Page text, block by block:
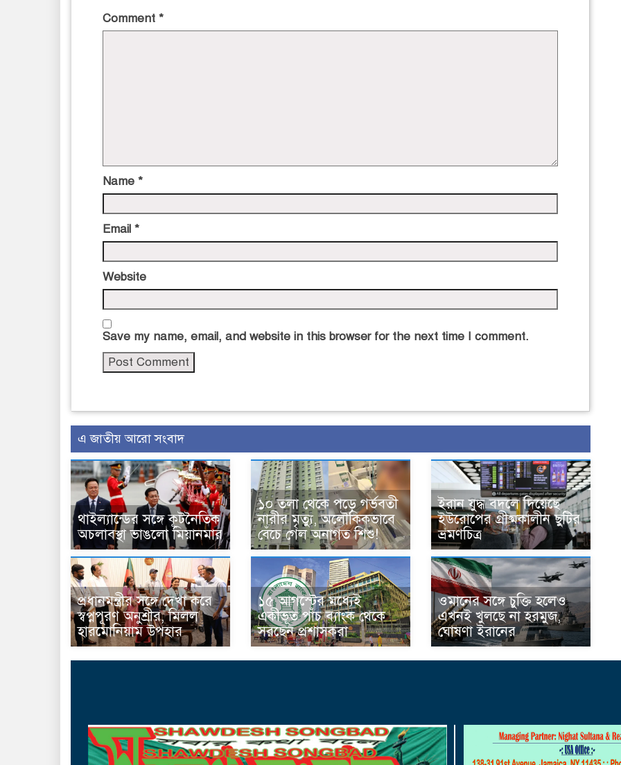
Comment *
Name *
Email *
Website
Save my name, email, and website in this browser for the next time I comment.
এ জাতীয় আরো সংবাদ
থাইল্যান্ডের সঙ্গে কূটনৈতিক
অচলাবস্থা ভাঙলো মিয়ানমার
১০ তলা থেকে পড়ে গর্ভবতী
নারীর মৃত্যু, অলৌকিকভাবে
বেঁচে গেল অনাগত শিশু!
ইরান যুদ্ধ বদলে দিয়েছে
ইউরোপের গ্রীষ্মকালীন ছুটির
ভ্রমণচিত্র
প্রধানমন্ত্রীর সঙ্গে দেখা করে
স্বপ্নপূরণ অনুশ্রীর, মিলল
হারমোনিয়াম উপহার
১৫ আগস্টের মধ্যেই
একীভূত পাঁচ ব্যাংক থেকে
সরছেন প্রশাসকরা
ওমানের সঙ্গে চুক্তি হলেও
এখনই খুলছে না হরমুজ,
ঘোষণা ইরানের